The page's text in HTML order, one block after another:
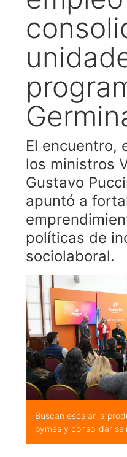
El encuentro,
los ministros
Gustavo
apuntó a
políticas de
sociolaboral.
Buscan escalar la
pymes y consolidar